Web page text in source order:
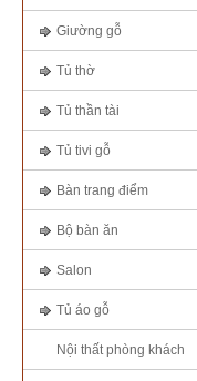
Giường gỗ
Tủ thờ
Tủ thần tài
Tủ tivi gỗ
Bàn trang điểm
Bộ bàn ăn
Salon
Tủ áo gỗ
Nội thất phòng khách